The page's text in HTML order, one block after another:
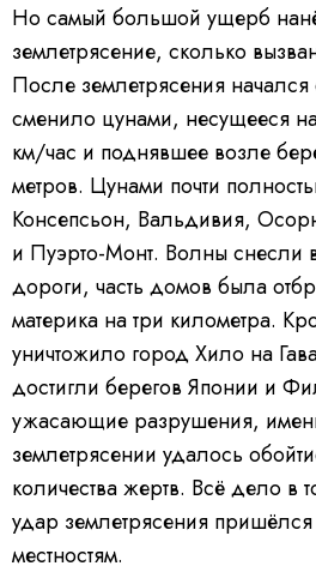
Но самый большой ущерб
землетрясение, сколько
После землетрясения начался
сменило цунами, несущееся
км/час и поднявшее возле
метров. Цунами почти
Консепсьон, Вальдивия,
и Пуэрто-Монт. Волны снесли
дороги, часть домов была
материка на три километра.
уничтожило город Хило на
достигли берегов Японии и
ужасающие разрушения,
землетрясении удалось
количества жертв. Всё дело в
удар землетрясения
местностям.